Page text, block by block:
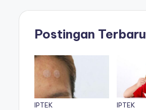
Postingan Terbaru
IPTEK IPTEK